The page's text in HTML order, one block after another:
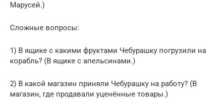
Марусей.)
Сложные вопросы:
1) В ящике с какими фруктами Чебурашку погрузили на
корабль? (В ящике с апельсинами.)
2) В какой магазин приняли Чебурашку на работу? (В
магазин, где продавали уценённые товары.)